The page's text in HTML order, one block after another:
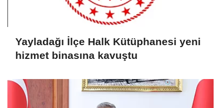
Yayladağı İlçe Halk Kütüphanesi yeni
hizmet binasına kavuştu